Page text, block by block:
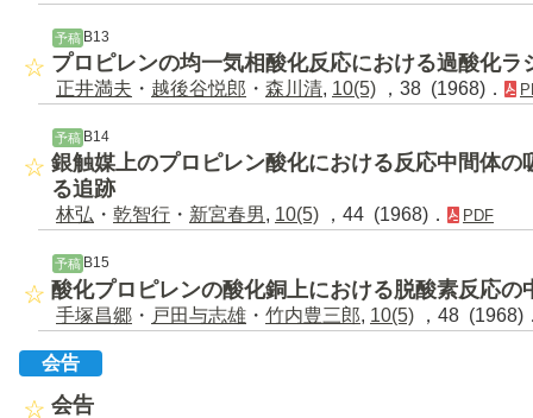
予稿 B13
プロピレンの均一気相酸化反応における過酸化ラ
正井満夫 ・ 越後谷悦郎 ・ 森川清, 10(5) ，38 (1968)．
予稿 B14
銀触媒上のプロピレン酸化における反応中間体
る追跡
林弘 ・ 乾智行 ・ 新宮春男, 10(5) ，44 (1968)． PDF
予稿 B15
酸化プロピレンの酸化銅上における脱酸素反応の
手塚昌郷 ・ 戸田与志雄 ・ 竹内豊三郎, 10(5) ，48 (1968)
会告
会告